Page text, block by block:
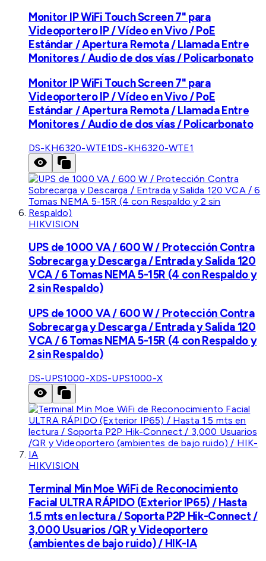
Monitor IP WiFi Touch Screen 7" para
Videoportero IP / Vídeo en Vivo / PoE
Estándar / Apertura Remota / Llamada Entre
Monitores / Audio de dos vías / Policarbonato
Monitor IP WiFi Touch Screen 7" para
Videoportero IP / Vídeo en Vivo / PoE
Estándar / Apertura Remota / Llamada Entre
Monitores / Audio de dos vías / Policarbonato
DS-KH6320-WTE1DS-KH6320-WTE1
HIKVISION
UPS de 1000 VA / 600 W / Protección Contra
Sobrecarga y Descarga / Entrada y Salida 120
VCA / 6 Tomas NEMA 5-15R (4 con Respaldo y
2 sin Respaldo)
UPS de 1000 VA / 600 W / Protección Contra
Sobrecarga y Descarga / Entrada y Salida 120
VCA / 6 Tomas NEMA 5-15R (4 con Respaldo y
2 sin Respaldo)
DS-UPS1000-XDS-UPS1000-X
HIKVISION
Terminal Min Moe WiFi de Reconocimiento
Facial ULTRA RÁPIDO (Exterior IP65) / Hasta
1.5 mts en lectura / Soporta P2P Hik-Connect /
3,000 Usuarios /QR y Videoportero
(ambientes de bajo ruido) / HIK-IA